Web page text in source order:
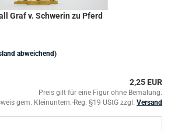
Graf v. Schwerin zu Pferd
abweichend)
2,25 EUR
Preis gilt für eine Figur ohne Bemalung.
gem. Kleinuntern.-Reg. §19 UStG zzgl. Versand